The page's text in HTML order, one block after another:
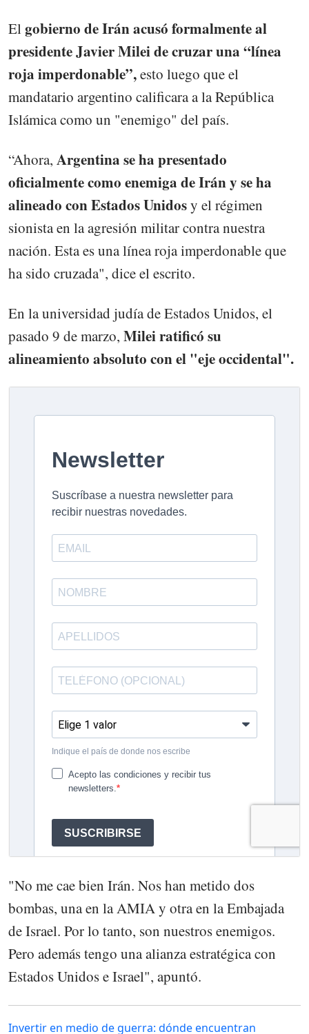
Elgobierno de Irán acusó formalmente al
presidente Javier Milei de cruzar una “línea
roja imperdonable”,esto luego que el
mandatario argentino calificara a la República
Islámica como un "enemigo" del país.
“Ahora, Argentina se ha presentado
oficialmente como enemiga de Irán y se ha
alineado con Estados Unidosy el régimen
sionista en la agresión militar contra nuestra
nación. Esta es una línea roja imperdonable que
ha sido cruzada", dice el escrito.
En la universidad judía de Estados Unidos, el
pasado 9 de marzo, Milei ratificó su
alineamiento absoluto con el "eje occidental".
"No me cae bien Irán. Nos han metido dos
bombas, una en la AMIA y otra en la Embajada
de Israel. Por lo tanto, son nuestros enemigos.
Pero además tengo una alianza estratégica con
Estados Unidos e Israel", apuntó.
Invertir en medio de guerra: dónde encuentran